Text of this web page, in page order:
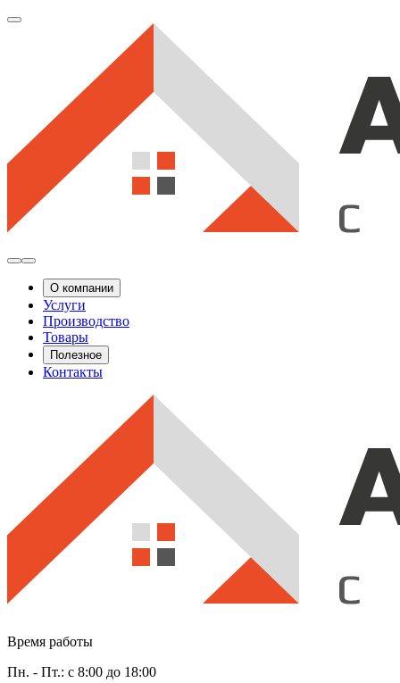
О компании
Услуги
Производство
Товары
Полезное
Контакты
Время работы
Пн. - Пт.: с 8:00 до 18:00